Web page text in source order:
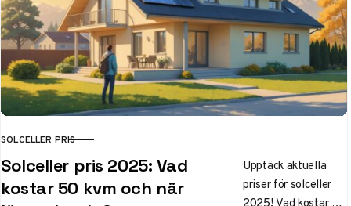
KATEGORI
SOLCELLER PRIS
Solceller pris 2025: Vad
kostar 50 kvm och när
Upptäck aktuella
priser för solceller